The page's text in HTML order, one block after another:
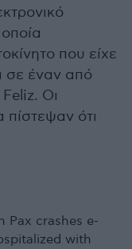
που είχε
σε έναν από
Οι
ότι
Pax crashes e-
with